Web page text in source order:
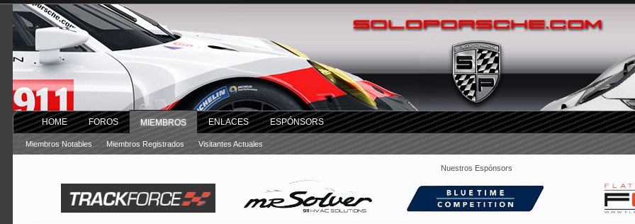
Nuestros Espónsors
HOME FOROS MIEMBROS
Miembros Notables Miembros Registrados Visitantes Actuales
ENLACES ESPÓNSORS